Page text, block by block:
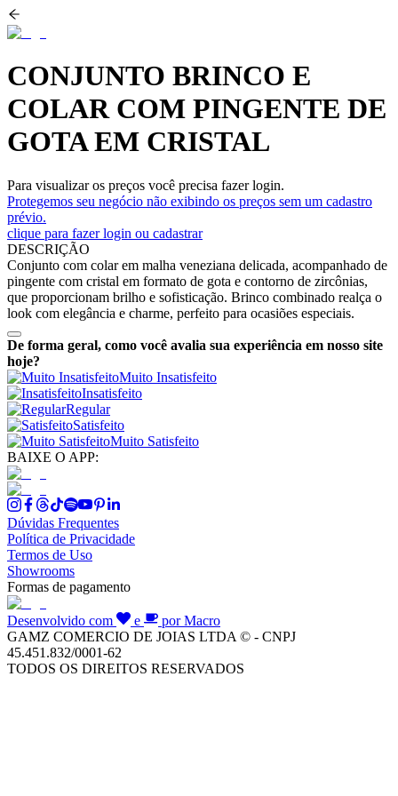
CONJUNTO BRINCO E
COLAR COM PINGENTE DE
GOTA EM CRISTAL
Para visualizar os preços você precisa fazer login.
Protegemos seu negócio não exibindo os preços sem um cadastro
prévio.
clique para fazer login ou cadastrar
DESCRIÇÃO
Conjunto com colar em malha veneziana delicada, acompanhado de
pingente com cristal em formato de gota e contorno de zircônias,
que proporcionam brilho e sofisticação. Brinco combinado realça o
look com elegância e charme, perfeito para ocasiões especiais.
De forma geral, como você avalia sua experiência em nosso site
hoje?
Muito Insatisfeito
Insatisfeito
Regular
Satisfeito
Muito Satisfeito
BAIXE O APP:
Dúvidas Frequentes
Política de Privacidade
Termos de Uso
Showrooms
Formas de pagamento
Desenvolvido com e
por Macro
GAMZ COMERCIO DE JOIAS LTDA © - CNPJ
45.451.832/0001-62
TODOS OS DIREITOS RESERVADOS